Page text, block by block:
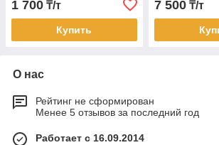
1 700 ₸/т
Купить
7 500₸/т
О нас
Рейтинг не сформирован
Менее 5 отзывов за последний год
Работает с 16.09.2014